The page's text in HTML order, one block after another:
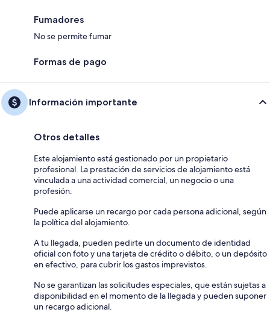
Fumadores
No se permite fumar
Formas de pago
Información importante
Otros detalles
Este alojamiento está gestionado por un propietario
profesional. La prestación de servicios de alojamiento está
vinculada a una actividad comercial, un negocio o una
profesión.
Puede aplicarse un recargo por cada persona adicional, según
la política del alojamiento.
A tu llegada, pueden pedirte un documento de identidad
oficial con foto y una tarjeta de crédito o débito, o un depósito
en efectivo, para cubrir los gastos imprevistos.
No se garantizan las solicitudes especiales, que están sujetas a
disponibilidad en el momento de la llegada y pueden suponer
un recargo adicional.